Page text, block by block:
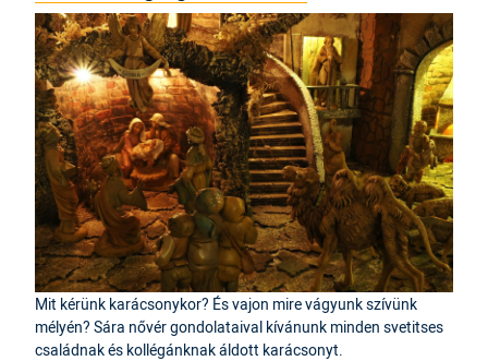
Mit kérünk karácsonykor? És vajon mire vágyunk szívünk
mélyén? Sára nővér gondolataival kívánunk minden svetitses
családnak és kollégánknak áldott karácsonyt.